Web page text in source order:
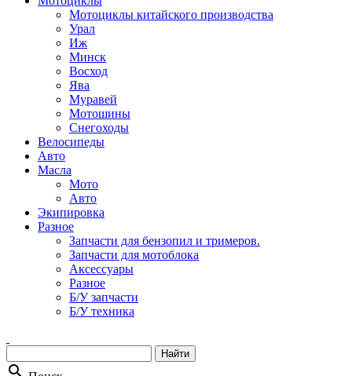
Мотоциклы китайского производства
Урал
Иж
Минск
Восход
Ява
Муравей
Мотошины
Снегоходы
Велосипеды
Авто
Масла
Мото
Авто
Экипировка
Разное
Запчасти для бензопил и тримеров.
Запчасти для мотоблока
Аксессуары
Разное
Б/У запчасти
Б/У техника
search